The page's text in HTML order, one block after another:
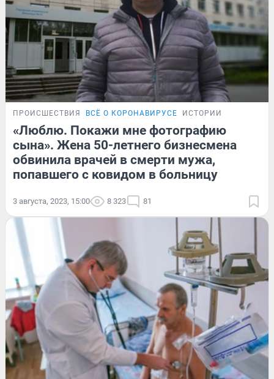
ПРОИСШЕСТВИЯ ВСЁ О КОРОНАВИРУСЕ ИСТОРИИ
«Люблю. Покажи мне фотографию
сына». Жена 50-летнего бизнесмена
обвинила врачей в смерти мужа,
попавшего с ковидом в больницу
3 августа, 2023, 15:00 8 323 81